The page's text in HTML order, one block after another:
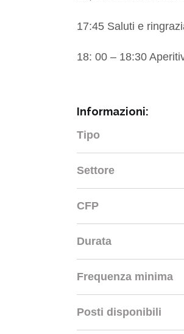
17:45 Saluti e
18: 00 – 18:30
Informazioni:
Tipo
Settore
CFP
Durata
Frequenza minima
Posti disponibili